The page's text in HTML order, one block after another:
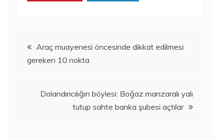
Yazı
gezinmesi
Araç muayenesi öncesinde dikkat edilmesi
gereken 10 nokta
Dolandırıcılığın böylesi: Boğaz manzaralı yalı
tutup sahte banka şubesi açtılar